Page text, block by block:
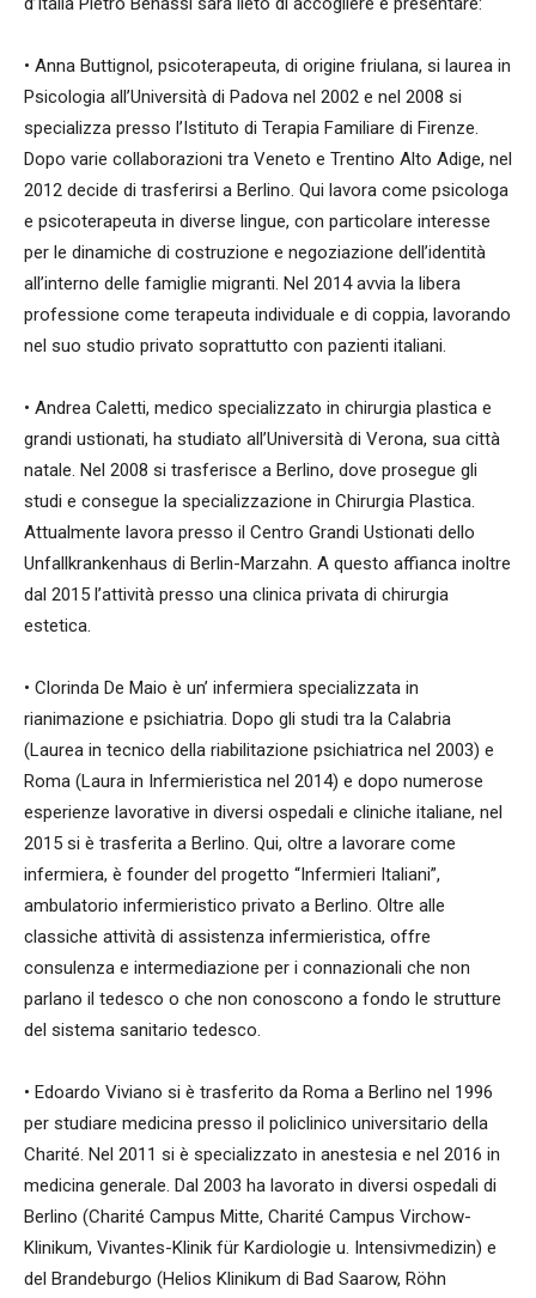
• Anna Buttignol, psicoterapeuta, di origine friulana, si laurea in
Psicologia all’Università di Padova nel 2002 e nel 2008 si
specializza presso l’Istituto di Terapia Familiare di Firenze.
Dopo varie collaborazioni tra Veneto e Trentino Alto Adige, nel
2012 decide di trasferirsi a Berlino. Qui lavora come psicologa
e psicoterapeuta in diverse lingue, con particolare interesse
per le dinamiche di costruzione e negoziazione dell’identità
all’interno delle famiglie migranti. Nel 2014 avvia la libera
professione come terapeuta individuale e di coppia, lavorando
nel suo studio privato soprattutto con pazienti italiani.
• Andrea Caletti, medico specializzato in chirurgia plastica e
grandi ustionati, ha studiato all’Università di Verona, sua città
natale. Nel 2008 si trasferisce a Berlino, dove prosegue gli
studi e consegue la specializzazione in Chirurgia Plastica.
Attualmente lavora presso il Centro Grandi Ustionati dello
Unfallkrankenhaus di Berlin-Marzahn. A questo affianca inoltre
dal 2015 l’attività presso una clinica privata di chirurgia
estetica.
• Clorinda De Maio è un’ infermiera specializzata in
rianimazione e psichiatria. Dopo gli studi tra la Calabria
(Laurea in tecnico della riabilitazione psichiatrica nel 2003) e
Roma (Laura in Infermieristica nel 2014) e dopo numerose
esperienze lavorative in diversi ospedali e cliniche italiane, nel
2015 si è trasferita a Berlino. Qui, oltre a lavorare come
infermiera, è founder del progetto “Infermieri Italiani”,
ambulatorio infermieristico privato a Berlino. Oltre alle
classiche attività di assistenza infermieristica, offre
consulenza e intermediazione per i connazionali che non
parlano il tedesco o che non conoscono a fondo le strutture
del sistema sanitario tedesco.
• Edoardo Viviano si è trasferito da Roma a Berlino nel 1996
per studiare medicina presso il policlinico universitario della
Charité. Nel 2011 si è specializzato in anestesia e nel 2016 in
medicina generale. Dal 2003 ha lavorato in diversi ospedali di
Berlino (Charité Campus Mitte, Charité Campus Virchow-
Klinikum, Vivantes-Klinik für Kardiologie u. Intensivmedizin) e
del Brandeburgo (Helios Klinikum di Bad Saarow, Röhn